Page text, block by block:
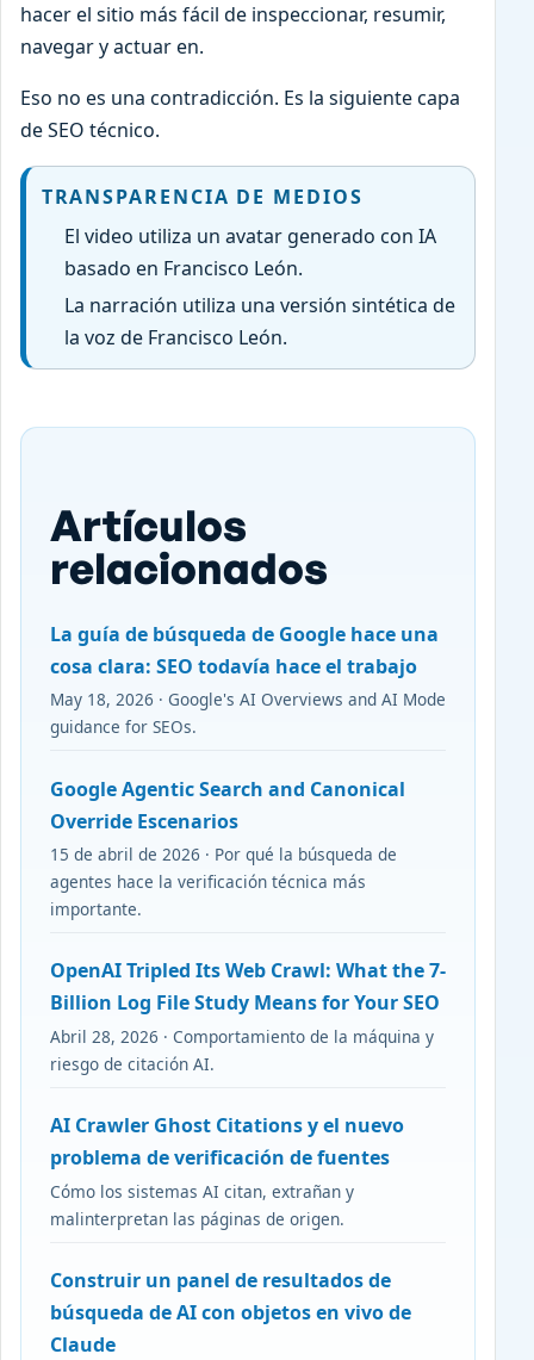
hacer el sitio más fácil de inspeccionar, resumir,
navegar y actuar en.
Eso no es una contradicción. Es la siguiente capa
de SEO técnico.
TRANSPARENCIA DE MEDIOS
El video utiliza un avatar generado con IA
basado en Francisco León.
La narración utiliza una versión sintética de
la voz de Francisco León.
Artículos
relacionados
La guía de búsqueda de Google hace una
cosa clara: SEO todavía hace el trabajo
May 18, 2026 · Google's AI Overviews and AI Mode
guidance for SEOs.
Google Agentic Search and Canonical
Override Escenarios
15 de abril de 2026 · Por qué la búsqueda de
agentes hace la verificación técnica más
importante.
OpenAI Tripled Its Web Crawl: What the 7-
Billion Log File Study Means for Your SEO
Abril 28, 2026 · Comportamiento de la máquina y
riesgo de citación AI.
AI Crawler Ghost Citations y el nuevo
problema de verificación de fuentes
Cómo los sistemas AI citan, extrañan y
malinterpretan las páginas de origen.
Construir un panel de resultados de
búsqueda de AI con objetos en vivo de
Claude